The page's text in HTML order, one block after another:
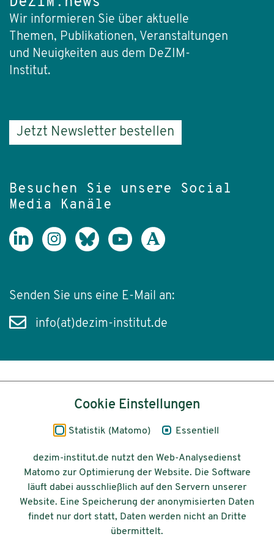
Wir informieren Sie über aktuelle
Themen, Publikationen, Veranstaltungen
und Neuigkeiten aus dem DeZIM-
Institut.
Jetzt Newsletter bestellen
Besuchen Sie unsere Social
Media Kanäle
Senden Sie uns eine E-Mail an:
info(at)dezim-institut.de
Impressum
Datenschutz
Barrierefreiheit
© 2026 Deutsches Zentrum für
Integrations-
und Migrationsforschung DeZIM e.V.
Cookie Einstellungen
Statistik (Matomo) Essentiell
dezim-institut.de nutzt den Web-Analysedienst
Matomo zur Optimierung der Website. Die Software
läuft dabei ausschließlich auf den Servern unserer
Website. Eine Speicherung der anonymisierten Daten
findet nur dort statt, Daten werden nicht an Dritte
übermittelt.